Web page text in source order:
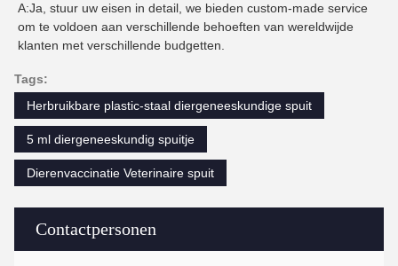
Contactpersonen
A:Ja, stuur uw eisen in detail, we bieden custom-made service
om te voldoen aan verschillende behoeften van wereldwijde
klanten met verschillende budgetten.
Tags:
Herbruikbare plastic-staal diergeneeskundige spuit
5 ml diergeneeskundig spuitje
Dierenvaccinatie Veterinaire spuit